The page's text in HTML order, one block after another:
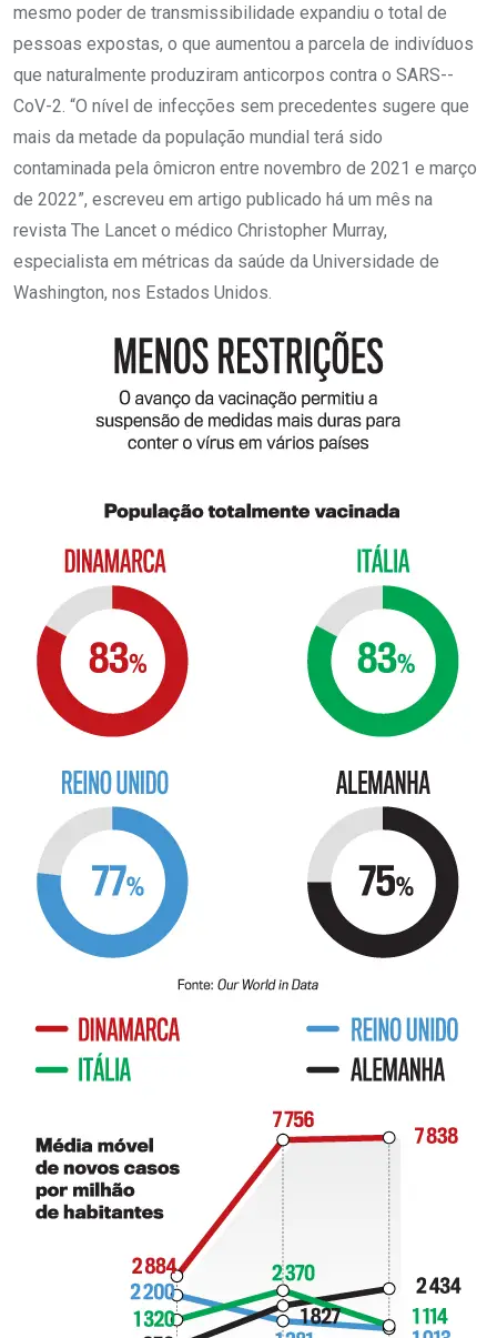
mesmo poder de transmissibilidade expandiu o total de
pessoas expostas, o que aumentou a parcela de indivíduos
que naturalmente produziram anticorpos contra o SARS-­
CoV-2. “O nível de infecções sem precedentes sugere que
mais da metade da população mundial terá sido
contaminada pela ômicron entre novembro de 2021 e março
de 2022”, escreveu em artigo publicado há um mês na
revista The Lancet o médico Christopher Murray,
especialista em métricas da saúde da Universidade de
Washington, nos Estados Unidos.